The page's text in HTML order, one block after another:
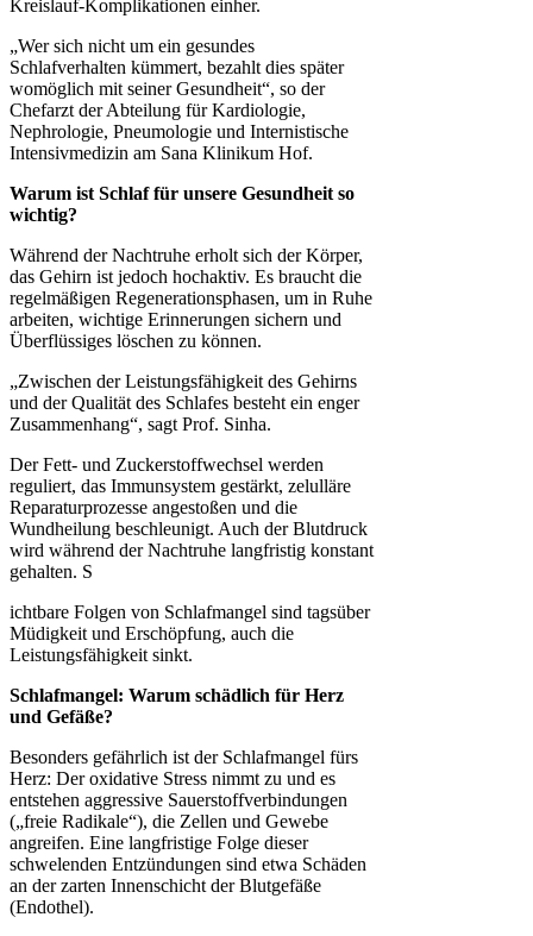
Kreislauf-Komplikationen einher.
„Wer sich nicht um ein gesundes
Schlafverhalten kümmert, bezahlt dies später
womöglich mit seiner Gesundheit“, so der
Chefarzt der Abteilung für Kardiologie,
Nephrologie, Pneumologie und Internistische
Intensivmedizin am Sana Klinikum Hof.
Warum ist Schlaf für unsere Gesundheit so
wichtig?
Während der Nachtruhe erholt sich der Körper,
das Gehirn ist jedoch hochaktiv. Es braucht die
regelmäßigen Regenerationsphasen, um in Ruhe
arbeiten, wichtige Erinnerungen sichern und
Überflüssiges löschen zu können.
„Zwischen der Leistungsfähigkeit des Gehirns
und der Qualität des Schlafes besteht ein enger
Zusammenhang“, sagt Prof. Sinha.
Der Fett- und Zuckerstoffwechsel werden
reguliert, das Immunsystem gestärkt, zelulläre
Reparaturprozesse angestoßen und die
Wundheilung beschleunigt. Auch der Blutdruck
wird während der Nachtruhe langfristig konstant
gehalten. S
ichtbare Folgen von Schlafmangel sind tagsüber
Müdigkeit und Erschöpfung, auch die
Leistungsfähigkeit sinkt.
Schlafmangel: Warum schädlich für Herz
und Gefäße?
Besonders gefährlich ist der Schlafmangel fürs
Herz: Der oxidative Stress nimmt zu und es
entstehen aggressive Sauerstoffverbindungen
(„freie Radikale“), die Zellen und Gewebe
angreifen. Eine langfristige Folge dieser
schwelenden Entzündungen sind etwa Schäden
an der zarten Innenschicht der Blutgefäße
(Endothel).